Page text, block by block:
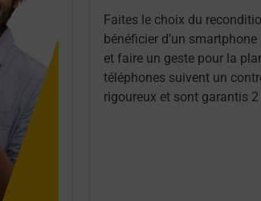
Faites le choix du
bénéficier d’un
et faire un geste pour la
téléphones suivent un
rigoureux et sont garantis 2